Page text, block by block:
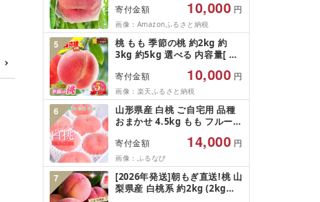
頃発送)新鮮 朝どれ桃 もも モ
モ くだもの フルーツ 産地直
送 山梨県産 2027年発送 先行
予約 果物 大玉 富士吉田市
寄付金額 10,000 円
画像：Amazonふるさと納税
5
桃 もも 季節の桃 約2kg 約
3kg 約5kg 選べる 内容量[ お
チ フルーツ 果物 あかつき 川
中島白鳳 なつっこ 川中島白桃
黄金桃 だて白桃 先行予約 長
野県産 クール便 冷蔵便 産地
直送 令和8年産[2026年7月中
旬〜9月中旬発送]
寄付金額 10,000 円
画像：楽天ふるさと納税
6
山形県産 白桃 ご自宅用 品種
おまかせ 4.5kg もも フルーツ
寄付金額 14,000 円
画像：ふるなび
7
[2026年発送]朝もぎ直送!桃 山
梨県産 白桃系 約2kg (2kg規